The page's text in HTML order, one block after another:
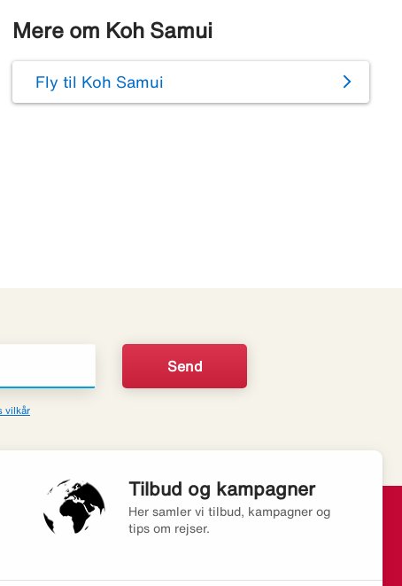
Mere om Koh Samui
Fly til Koh Samui
vilkår
Tilbud og kampagner
Her samler vi tilbud, kampagner og
tips om rejser.